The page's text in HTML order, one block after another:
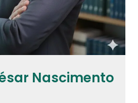
Nascimento